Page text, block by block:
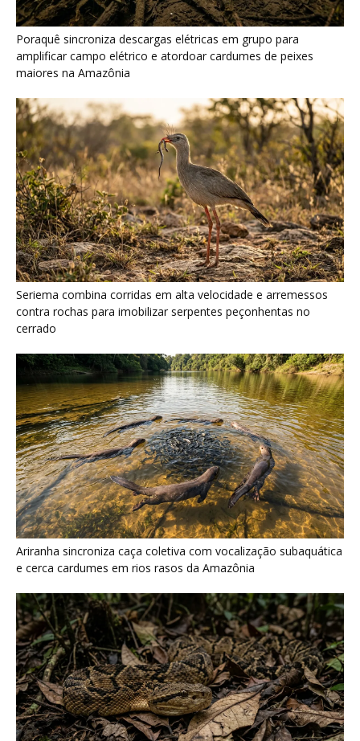
Poraquê sincroniza descargas elétricas em grupo para
amplificar campo elétrico e atordoar cardumes de peixes
maiores na Amazônia
Seriema combina corridas em alta velocidade e arremessos
contra rochas para imobilizar serpentes peçonhentas no
cerrado
Ariranha sincroniza caça coletiva com vocalização subaquática
e cerca cardumes em rios rasos da Amazônia